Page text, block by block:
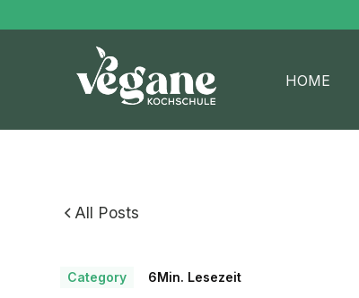
HOME
All Posts
Category 6Min. Lesezeit